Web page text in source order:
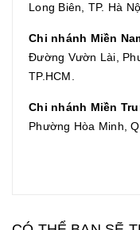
Long Biên, TP. Hà
Chi nhánh Miền
Đường Vườn Lài,
TP.HCM.
Chi nhánh Miền
Phường Hòa Minh,